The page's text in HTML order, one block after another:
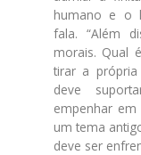
humano e o
fala. “Além
morais. Qual
tirar a
deve
empenhar em
um tema
deve ser